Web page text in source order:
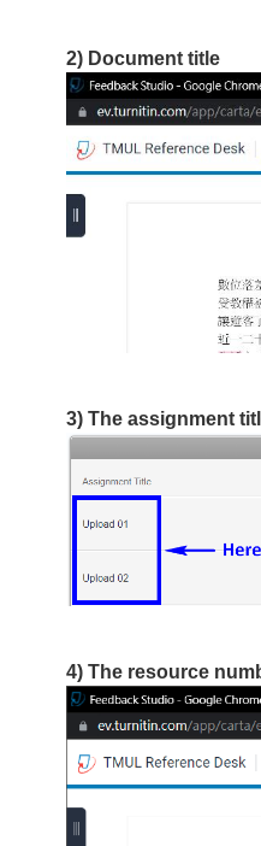
2) Document title
3) The assignment
4) The resource